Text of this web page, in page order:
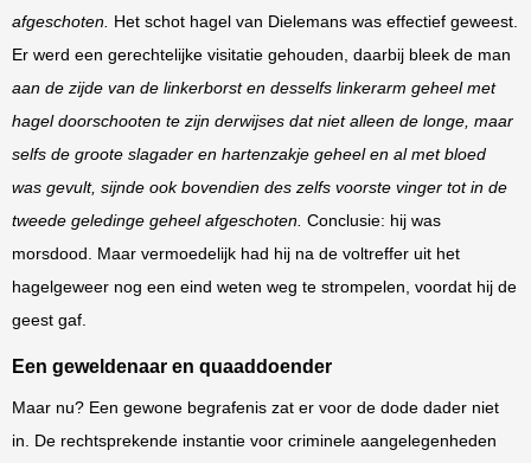
afgeschoten. Het schot hagel van Dielemans was effectief geweest.
Er werd een gerechtelijke visitatie gehouden, daarbij bleek de man
aan de zijde van de linkerborst en desselfs linkerarm geheel met
hagel doorschooten te zijn derwijses dat niet alleen de longe, maar
selfs de groote slagader en hartenzakje geheel en al met bloed
was gevult, sijnde ook bovendien des zelfs voorste vinger tot in de
tweede geledinge geheel afgeschoten. Conclusie: hij was
morsdood. Maar vermoedelijk had hij na de voltreffer uit het
hagelgeweer nog een eind weten weg te strompelen, voordat hij de
geest gaf.
Een geweldenaar en quaaddoender
Maar nu? Een gewone begrafenis zat er voor de dode dader niet
in. De rechtsprekende instantie voor criminele aangelegenheden